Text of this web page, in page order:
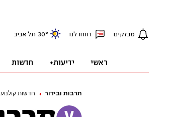
תרבות ובידור חדשות קולנוע